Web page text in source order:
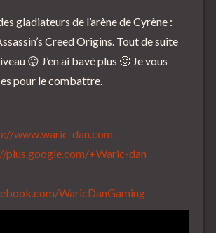
gladiateurs de l’arène de Cyrène :
Creed Origins. Tout de suite
😛 J’en ai bavé plus 🙂 Je vous
pour le combattre.
www.waric-dan.com
plus.google.com/+Waric-dan
WaricDanGaming